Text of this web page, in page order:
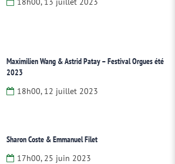
Maximilien Wang & Astrid Patay – Festival Orgues été
2023
18h00, 12 juillet 2023
Sharon Coste & Emmanuel Filet
17h00, 25 juin 2023